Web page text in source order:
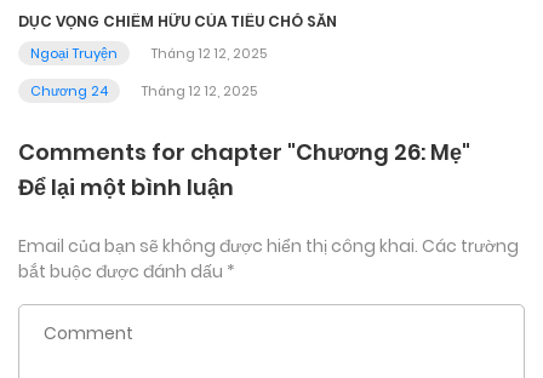
DỤC VỌNG CHIẾM HỮU CỦA TIỂU CHÓ SĂN
Ngoại Truyện
Tháng 12 12, 2025
Chương 24
Tháng 12 12, 2025
Comments for chapter "Chương 26: Mẹ"
Để lại một bình luận
Email của bạn sẽ không được hiển thị công khai. Các trường
bắt buộc được đánh dấu *